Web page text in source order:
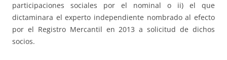
participaciones sociales por el nominal o ii) el que
dictaminara el experto independiente nombrado al efecto
por el Registro Mercantil en 2013 a solicitud de dichos
socios.